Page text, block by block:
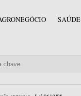
SAÚDE